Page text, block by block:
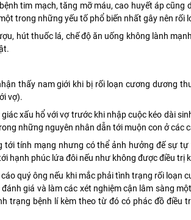
tim mạch, tăng mỡ máu, cao huyết áp cũng
trong những yếu tố phổ biến nhất gây nên rối
hút thuốc lá, chế độ ăn uống không lành
thấy nam giới khi bị rối loạn cương dương
vợ).
xấu hổ với vợ trước khi nhập cuộc kéo dài
những nguyên nhân dẫn tới muộn con ở các
tới tính mạng nhưng có thể ảnh hưởng đế sự
hạnh phúc lứa đôi nếu như không được điều trị
quý ông nếu khi mắc phải tình trạng rối loạn
giá và làm các xét nghiệm cận lâm sàng
trạng bệnh lí kèm theo từ đó có phác đồ điều